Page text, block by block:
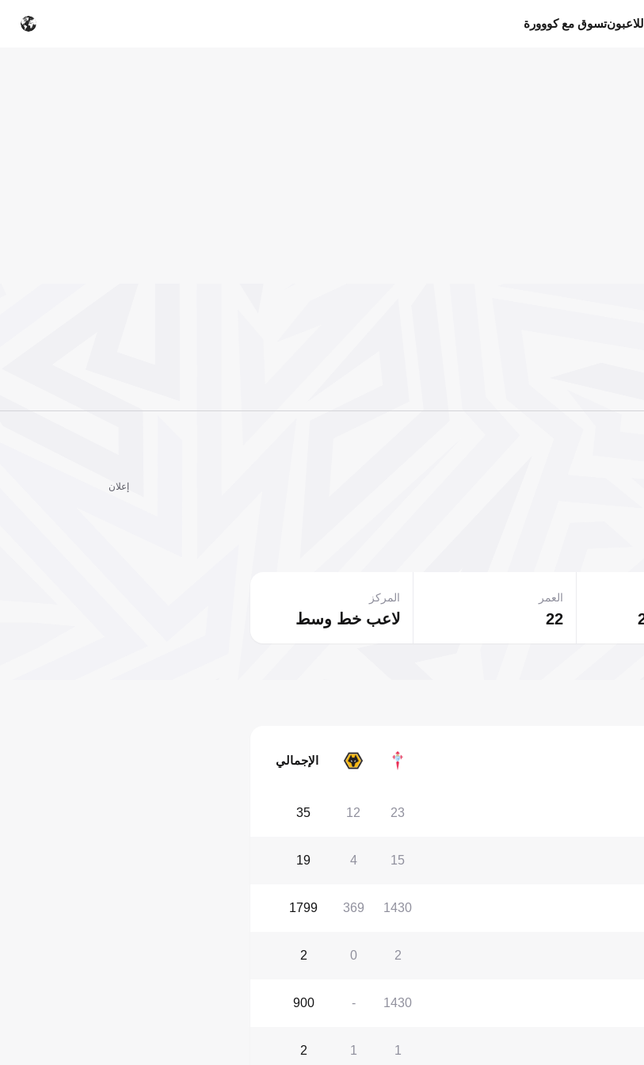
اللاعبونتسوق مع كووورة
22
العمر
لاعب خط وسط
المركز
الإجمالي
23
12
35
15
4
19
1430
369
1799
2
0
2
1430
-
900
1
1
2
إعلان